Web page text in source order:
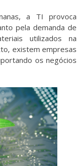
a TI provoca
pela demanda de
utilizados na
existem empresas
os negócios